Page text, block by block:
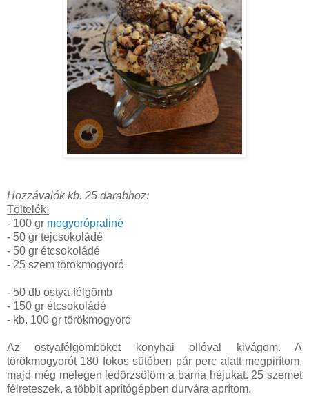
Hozzávalók kb. 25 darabhoz:
Töltelék:
- 100 gr mogyorópraliné
- 50 gr tejcsokoládé
- 50 gr étcsokoládé
- 25 szem törökmogyoró
- 50 db ostya-félgömb
- 150 gr étcsokoládé
- kb. 100 gr törökmogyoró
Az ostyafélgömböket konyhai ollóval kivágom. A
törökmogyorót 180 fokos sütőben pár perc alatt megpirítom,
majd még melegen ledörzsölöm a barna héjukat. 25 szemet
félreteszek, a többit aprítógépben durvára aprítom.